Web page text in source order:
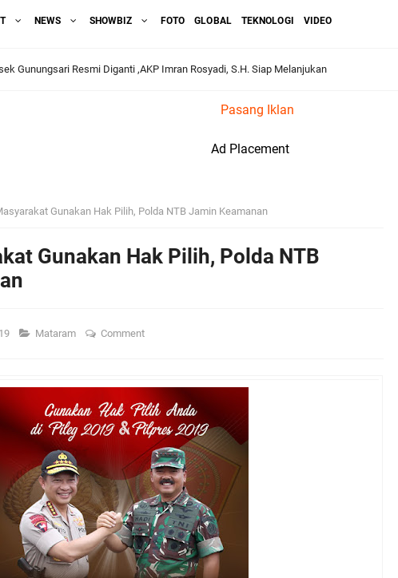
NEWS SHOWBIZ FOTO GLOBAL TEKNOLOGI VIDEO
Gunungsari Resmi Diganti ,AKP Imran Rosyadi, S.H. Siap Melanjukan
Polda NTB Edukasi Tertib Berlalu di Pelajar SMPN 1 Gerung
NTB Apresiasi BKTM Lelede Sampaikan Pesan Kamtibmas
HUT RI ke_81 _Kunker Kapolri Polda NTB Gelar Apel Siaga Kamtibmas Serentak
NTB Buka Rakernis Dorong Sinergi Hadapi Tantangan Kamtibmas
Polres Lombok Timur Ringkus Pelaku Curanmor Bersana BB
Gunungsari Kawal keamanan Acara Selamatan Bendungan Meninting
Polresta Mataram Patroli di Wilayah Ampenan
Selaparang Sambangi Kepala Lingkungan Taman Perkuat Sinergitas
Pasang Iklan
Ad Placement
Gunakan Hak Pilih, Polda NTB Jamin Keamanan
Gunakan Hak Pilih, Polda NTB
Mataram Comment